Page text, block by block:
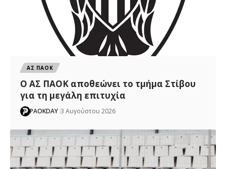
ΑΣ ΠΑΟΚ
Ο ΑΣ ΠΑΟΚ αποθεώνει το τμήμα Στίβου
για τη μεγάλη επιτυχία
PAOKDAY 3 Αυγούστου 2026